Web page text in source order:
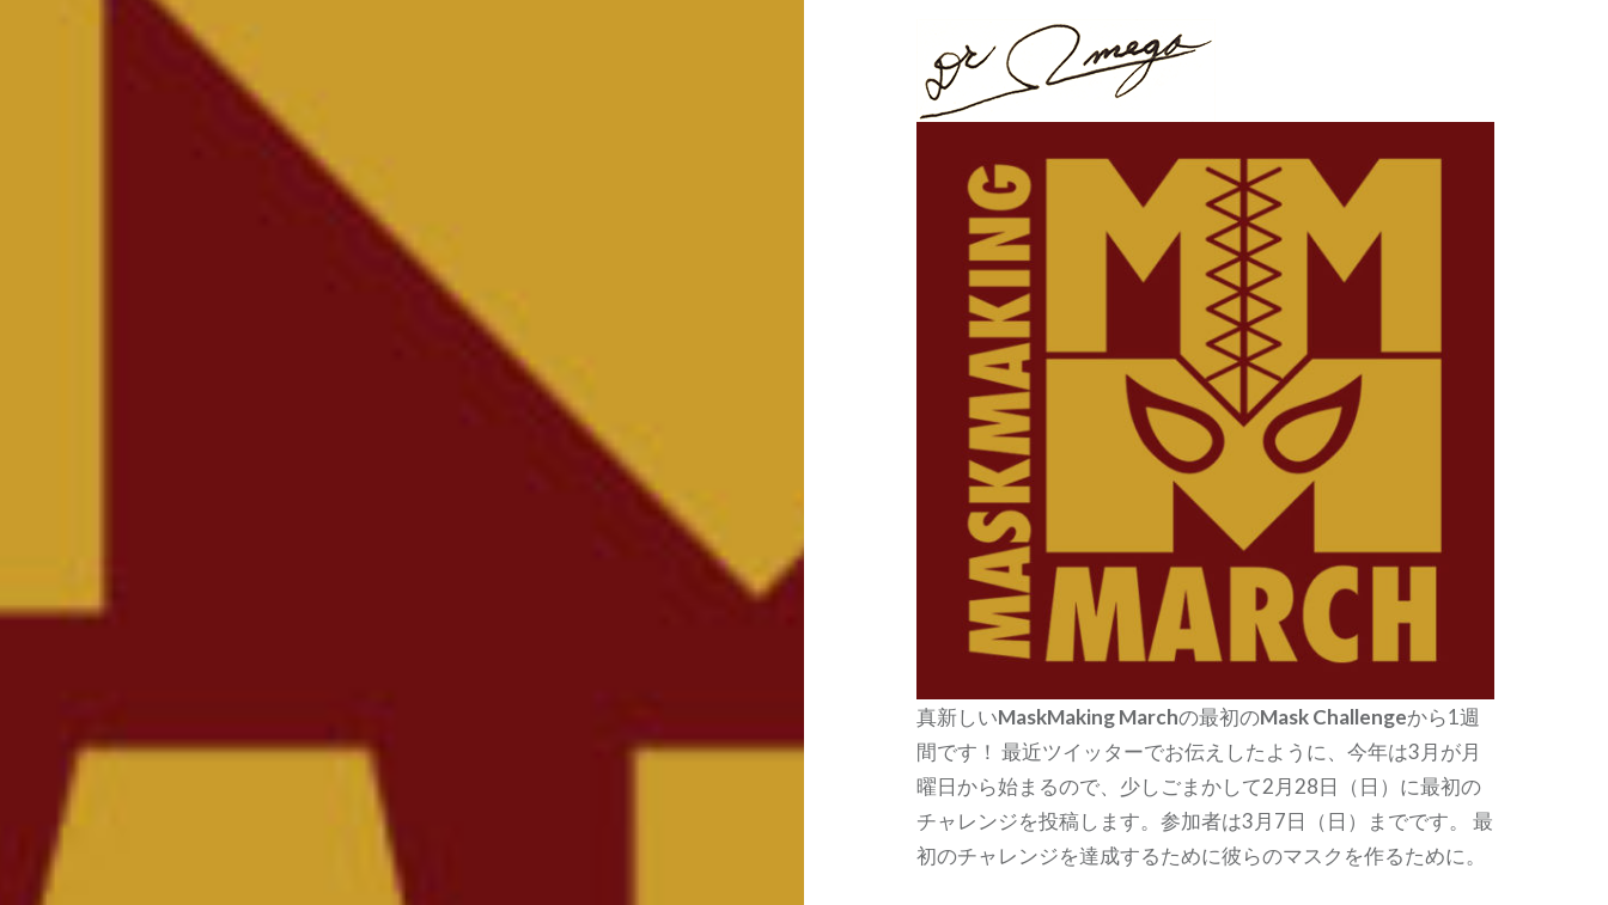
真新しいMaskMaking Marchの最初のMask Challengeから1週
間です！ 最近ツイッターでお伝えしたように、今年は3月が月
曜日から始まるので、少しごまかして2月28日（日）に最初の
チャレンジを投稿します。参加者は3月7日（日）までです。 最
初のチャレンジを達成するために彼らのマスクを作るために。